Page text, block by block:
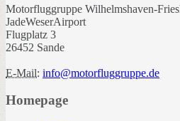
Motorfluggruppe Wilhelmshaven-
JadeWeserAirport
Flugplatz 3
26452 Sande
E-Mail: info@motorfluggruppe.de
Homepage